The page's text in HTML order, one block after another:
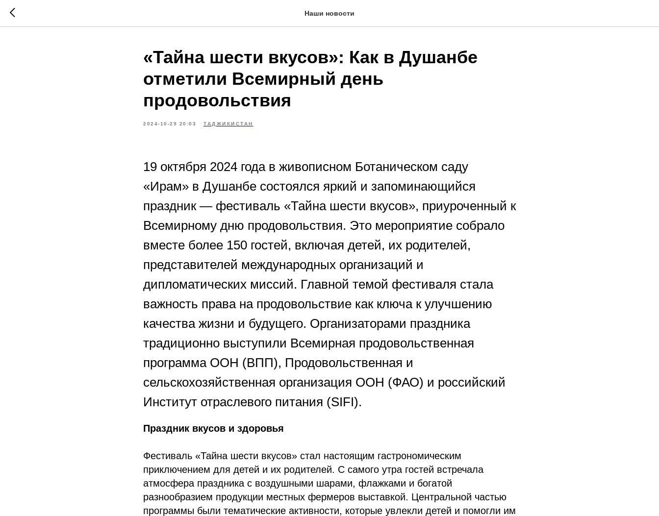
Наши новости
«Тайна шести вкусов»: Как в Душанбе
отметили Всемирный день
продовольствия
2024-10-29 20:03 ТАДЖИКИСТАН
19 октября 2024 года в живописном Ботаническом саду
«Ирам» в Душанбе состоялся яркий и запоминающийся
праздник — фестиваль «Тайна шести вкусов», приуроченный к
Всемирному дню продовольствия. Это мероприятие собрало
вместе более 150 гостей, включая детей, их родителей,
представителей международных организаций и
дипломатических миссий. Главной темой фестиваля стала
важность права на продовольствие как ключа к улучшению
качества жизни и будущего. Организаторами праздника
традиционно выступили Всемирная продовольственная
программа ООН (ВПП), Продовольственная и
сельскохозяйственная организация ООН (ФАО) и российский
Институт отраслевого питания (SIFI).
Праздник вкусов и здоровья
Фестиваль «Тайна шести вкусов» стал настоящим гастрономическим
приключением для детей и их родителей. С самого утра гостей встречала
атмосфера праздника с воздушными шарами, флажками и богатой
разнообразием продукции местных фермеров выставкой. Центральной частью
программы были тематические активности, которые увлекли детей и помогли им